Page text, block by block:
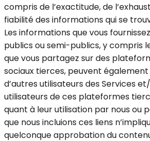
compris de l’exactitude, de
fiabilité des informations qui se
Les informations que vous
publics ou semi-publics, y compris
que vous partagez sur des
sociaux tierces, peuvent
d’autres utilisateurs des Services
utilisateurs de ces plateformes
quant à leur utilisation par nous ou
que nous incluions ces liens
quelconque approbation du